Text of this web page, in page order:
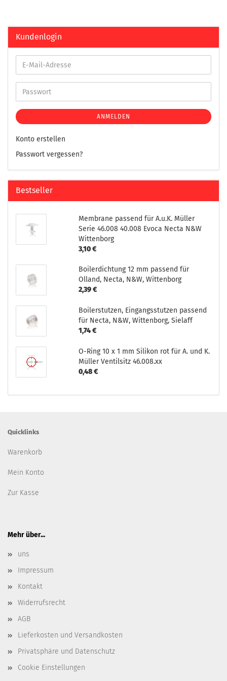
Kundenlogin
ANMELDEN
Konto erstellen
Passwort vergessen?
Bestseller
Membrane passend für A.u.K. Müller
Serie 46.008 40.008 Evoca Necta N&W
Wittenborg
3,10 €
Boilerdichtung 12 mm passend für
Olland, Necta, N&W, Wittenborg
2,39 €
Boilerstutzen, Eingangsstutzen passend
für Necta, N&W, Wittenborg, Sielaff
1,74 €
O-Ring 10 x 1 mm Silikon rot für A. und K.
Müller Ventilsitz 46.008.xx
0,48 €
Quicklinks
Warenkorb
Mein Konto
Zur Kasse
Mehr über...
uns
Impressum
Kontakt
Widerrufsrecht
AGB
Lieferkosten und Versandkosten
Privatsphäre und Datenschutz
Cookie Einstellungen